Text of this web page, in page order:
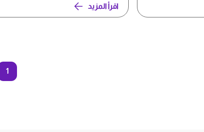
اقرأ المزيد
1